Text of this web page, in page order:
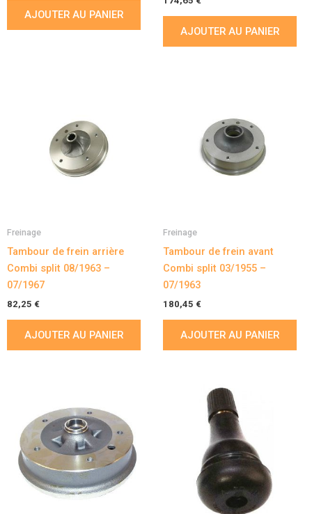
AJOUTER AU PANIER
AJOUTER AU PANIER
Freinage
Tambour de frein arrière
Combi split 08/1963 –
07/1967
82,25 €
AJOUTER AU PANIER
Freinage
Tambour de frein avant
Combi split 03/1955 –
07/1963
180,45 €
AJOUTER AU PANIER